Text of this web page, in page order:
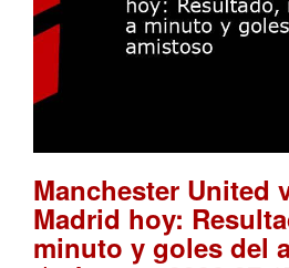
Manchester United
Madrid hoy:
minuto y goles del